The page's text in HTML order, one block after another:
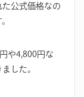
公式価格なの
や4,800円な
した。